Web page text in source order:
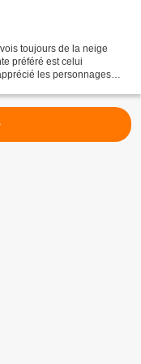
toujours de la neige
préféré est celui
les personnages